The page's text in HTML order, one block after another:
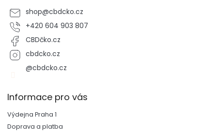
shop@cbdcko.cz
+420 604 903 807
CBDčko.cz
cbdcko.cz
@cbdcko.cz
Informace pro vás
Výdejna Praha 1
Doprava a platba